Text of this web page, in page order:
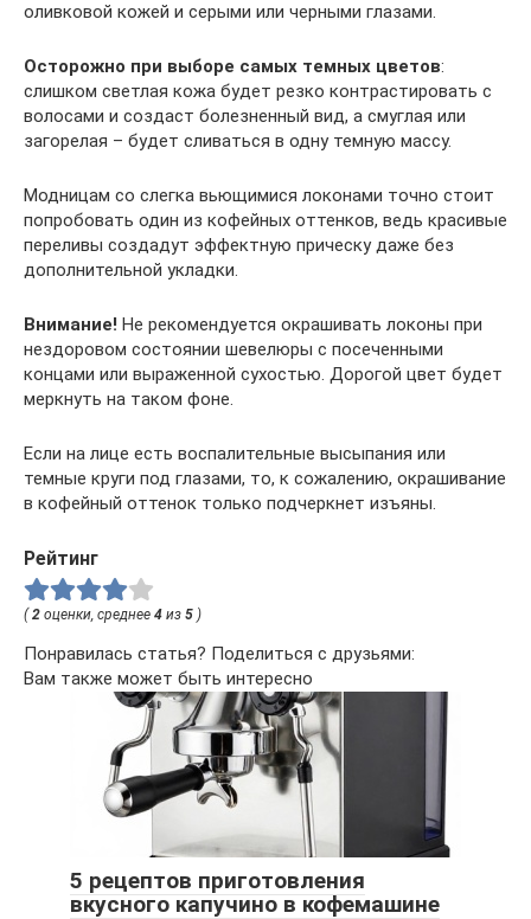
оливковой кожей и серыми или черными глазами.
Осторожно при выборе самых темных цветов:
слишком светлая кожа будет резко контрастировать с
волосами и создаст болезненный вид, а смуглая или
загорелая – будет сливаться в одну темную массу.
Модницам со слегка вьющимися локонами точно стоит
попробовать один из кофейных оттенков, ведь красивые
переливы создадут эффектную прическу даже без
дополнительной укладки.
Внимание! Не рекомендуется окрашивать локоны при
нездоровом состоянии шевелюры с посеченными
концами или выраженной сухостью. Дорогой цвет будет
меркнуть на таком фоне.
Если на лице есть воспалительные высыпания или
темные круги под глазами, то, к сожалению, окрашивание
в кофейный оттенок только подчеркнет изъяны.
Рейтинг
(2 оценки, среднее 4 из 5 )
Понравилась статья? Поделиться с друзьями:
Вам также может быть интересно
5 рецептов приготовления
вкусного капучино в кофемашине